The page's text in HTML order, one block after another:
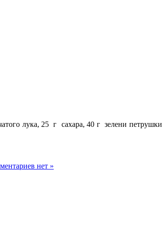
лука, 25 г сахара, 40 г зелени петрушки
нет »